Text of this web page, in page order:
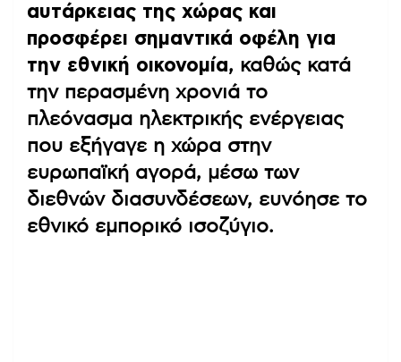
αυτάρκειας της χώρας και
προσφέρει σημαντικά οφέλη για
την εθνική οικονομία, καθώς κατά
την περασμένη χρονιά το
πλεόνασμα ηλεκτρικής ενέργειας
που εξήγαγε η χώρα στην
ευρωπαϊκή αγορά, μέσω των
διεθνών διασυνδέσεων, ευνόησε το
εθνικό εμπορικό ισοζύγιο.